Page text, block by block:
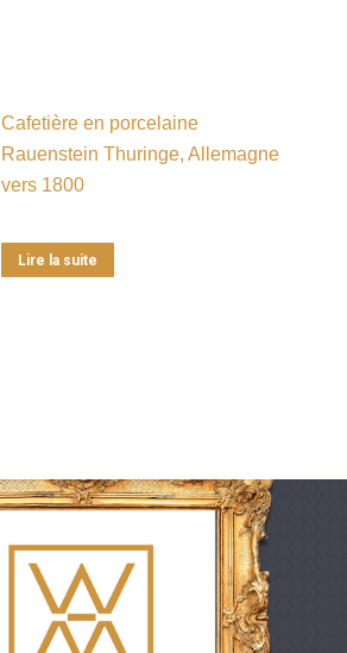
Cafetière en porcelaine
Rauenstein Thuringe, Allemagne
vers 1800
Lire la suite